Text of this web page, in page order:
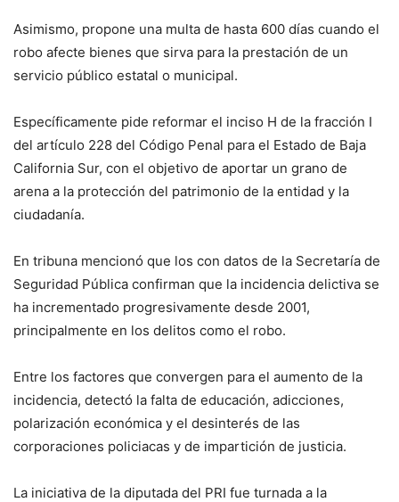
Asimismo, propone una multa de hasta 600 días cuando el
robo afecte bienes que sirva para la prestación de un
servicio público estatal o municipal.
Específicamente pide reformar el inciso H de la fracción I
del artículo 228 del Código Penal para el Estado de Baja
California Sur, con el objetivo de aportar un grano de
arena a la protección del patrimonio de la entidad y la
ciudadanía.
En tribuna mencionó que los con datos de la Secretaría de
Seguridad Pública confirman que la incidencia delictiva se
ha incrementado progresivamente desde 2001,
principalmente en los delitos como el robo.
Entre los factores que convergen para el aumento de la
incidencia, detectó la falta de educación, adicciones,
polarización económica y el desinterés de las
corporaciones policiacas y de impartición de justicia.
La iniciativa de la diputada del PRI fue turnada a la